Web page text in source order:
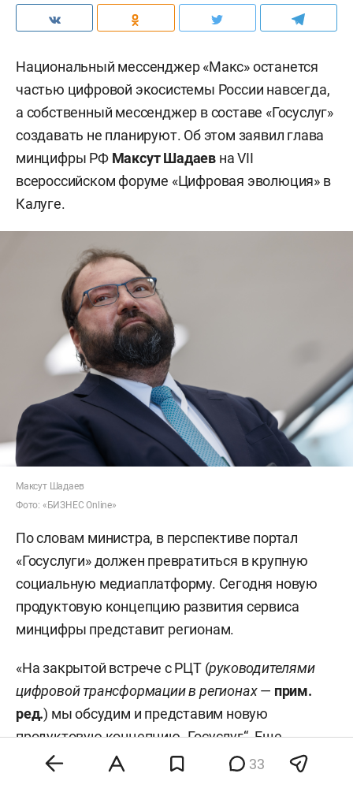
Национальный мессенджер «Макс» останется
частью цифровой экосистемы России навсегда,
а собственный мессенджер в составе «Госуслуг»
создавать не планируют. Об этом заявил глава
минцифры РФ Максут Шадаев на VII
всероссийском форуме «Цифровая эволюция» в
Калуге.
Максут Шадаев
Фото: «БИЗНЕС Online»
По словам министра, в перспективе портал
«Госуслуги» должен превратиться в крупную
социальную медиаплатформу. Сегодня новую
продуктовую концепцию развития сервиса
минцифры представит регионам.
«На закрытой встрече с РЦТ (руководителями
цифровой трансформации в регионах— прим.
ред.) мы обсудим и представим новую
продуктовую концепцию „Госуслуг“. Еще
публично мы не готовы ее выносить, но с
33